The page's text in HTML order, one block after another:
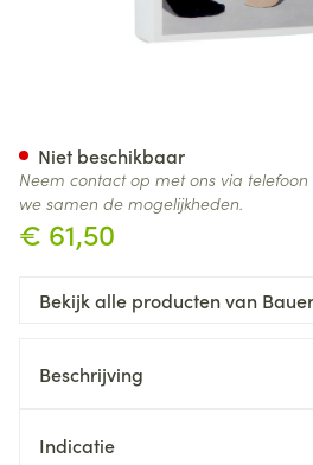
€ 61,50
Niet beschikbaar
Neem contact op met ons via
we samen de mogelijkheden.
Bekijk alle producten van
Beschrijving
Indicatie